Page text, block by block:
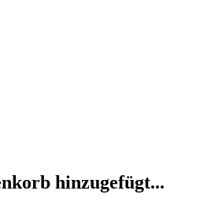
hinzugefügt...